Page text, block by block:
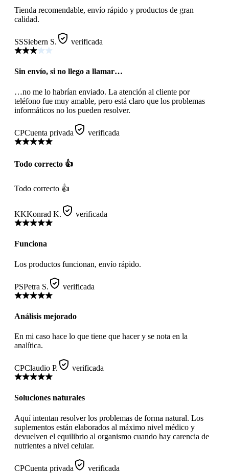
Tienda recomendable, envío rápido y productos de gran
calidad.
SSSiebern S. verificada
Sin envío, si no llego a llamar…
…no me lo habrían enviado. La atención al cliente por
teléfono fue muy amable, pero está claro que los problemas
informáticos no los pueden resolver.
CPCuenta privada verificada
Todo correcto 👍
Todo correcto 👍
KKKonrad K. verificada
Funciona
Los productos funcionan, envío rápido.
PSPetra S. verificada
Análisis mejorado
En mi caso hace lo que tiene que hacer y se nota en la
analítica.
CPClaudio P. verificada
Soluciones naturales
Aquí intentan resolver los problemas de forma natural. Los
suplementos están elaborados al máximo nivel médico y
devuelven el equilibrio al organismo cuando hay carencia de
nutrientes a nivel celular.
CPCuenta privada verificada